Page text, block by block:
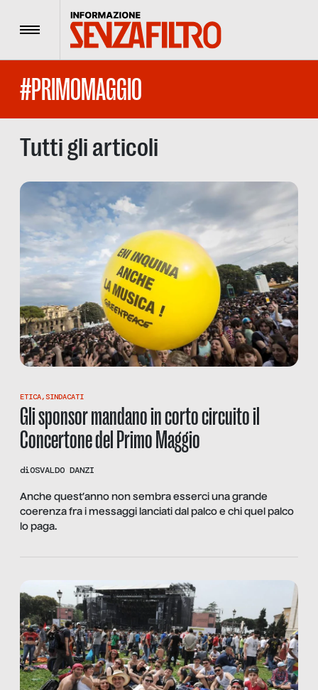
Menu
#PRIMOMAGGIO
Tutti gli articoli
ETICA, SINDACATI
Gli sponsor mandano in corto circuito il
Concertone del Primo Maggio
diOSVALDO DANZI
Anche quest’anno non sembra esserci una grande
coerenza fra i messaggi lanciati dal palco e chi quel palco
lo paga.